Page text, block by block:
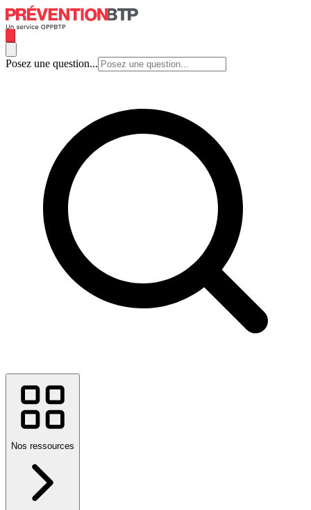
Posez une question...
Nos ressources